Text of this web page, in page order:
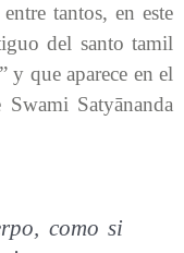
tantos, en este
del santo tamil
” y que aparece en el
Swami Satyānanda
como si